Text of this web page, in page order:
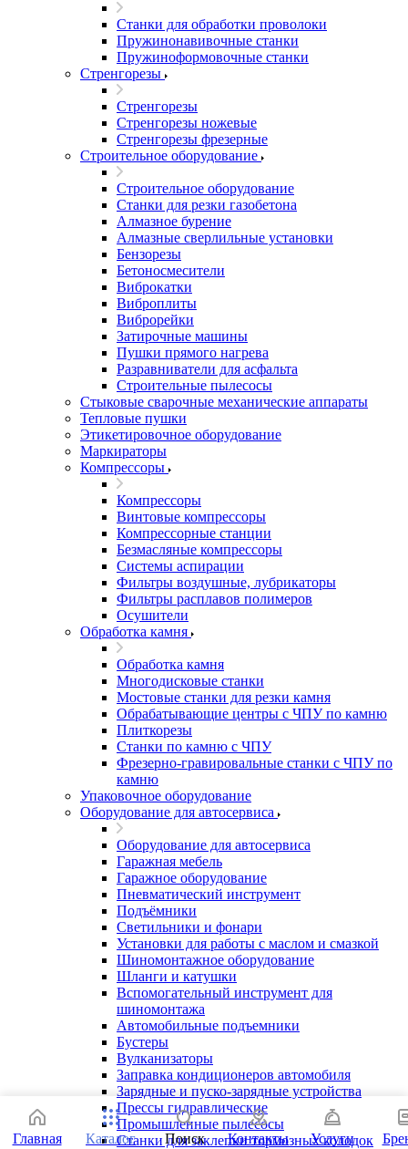
Станки для обработки проволоки
Пружинонавивочные станки
Пружиноформовочные станки
Стренгорезы
Стренгорезы
Стренгорезы ножевые
Стренгорезы фрезерные
Строительное оборудование
Строительное оборудование
Станки для резки газобетона
Алмазное бурение
Алмазные сверлильные установки
Бензорезы
Бетоносмесители
Виброкатки
Виброплиты
Виброрейки
Затирочные машины
Пушки прямого нагрева
Разравниватели для асфальта
Строительные пылесосы
Стыковые сварочные механические аппараты
Тепловые пушки
Этикетировочное оборудование
Маркираторы
Компрессоры
Компрессоры
Винтовые компрессоры
Компрессорные станции
Безмасляные компрессоры
Системы аспирации
Фильтры воздушные, лубрикаторы
Фильтры расплавов полимеров
Осушители
Обработка камня
Обработка камня
Многодисковые станки
Мостовые станки для резки камня
Обрабатывающие центры с ЧПУ по камню
Плиткорезы
Станки по камню с ЧПУ
Фрезерно-гравировальные станки с ЧПУ по
камню
Упаковочное оборудование
Оборудование для автосервиса
Оборудование для автосервиса
Гаражная мебель
Гаражное оборудование
Пневматический инструмент
Подъёмники
Светильники и фонари
Установки для работы с маслом и смазкой
Шиномонтажное оборудование
Шланги и катушки
Вспомогательный инструмент для
шиномонтажа
Автомобильные подъемники
Бустеры
Вулканизаторы
Заправка кондиционеров автомобиля
Зарядные и пуско-зарядные устройства
Прессы гидравлические
Промышленные пылесосы
Станки для заклепки тормозных колодок
Главная Каталог Поиск Контакты Услуги